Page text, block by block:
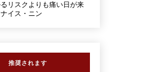
リスクよりも痛い日が来
イス・ニン
推奨されます